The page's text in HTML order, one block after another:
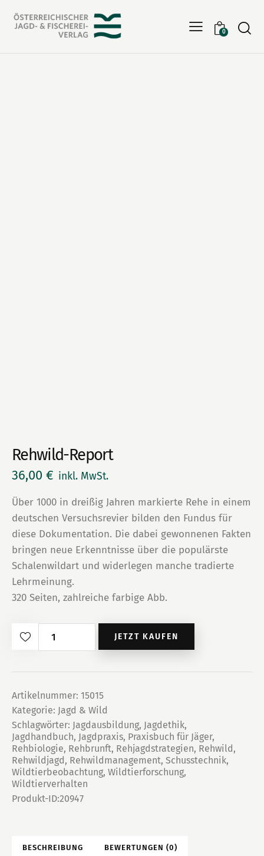
0
Rehwild-Report
36,00 € inkl. MwSt.
Über 1000 in dreißig Jahren markierte Rehe in einem
deutschen Versuchsrevier bilden den Fundus für
diese Dokumentation. Die dabei gewonnenen Fakten
bringen neue Erkenntnisse über die populärste
Schalenwildart und widerlegen manche tradierte
Lehrmeinung.
320 Seiten, zahlreiche farbige Abb.
Rehwild-
Report
JETZT KAUFEN
Artikelnummer: 15015
Kategorie: Jagd & Wild
Schlagwörter: Jagdausbildung, Jagdethik,
Jagdhandbuch, Jagdpraxis, Praxisbuch für Jäger,
Rehbiologie, Rehbrunft, Rehjagdstrategien, Rehwild ,
Rehwildjagd , Rehwildmanagement, Schusstechnik,
Wildtierbeobachtung, Wildtierforschung,
Wildtierverhalten
Produkt-ID:20947
BESCHREIBUNG BEWERTUNGEN (0)